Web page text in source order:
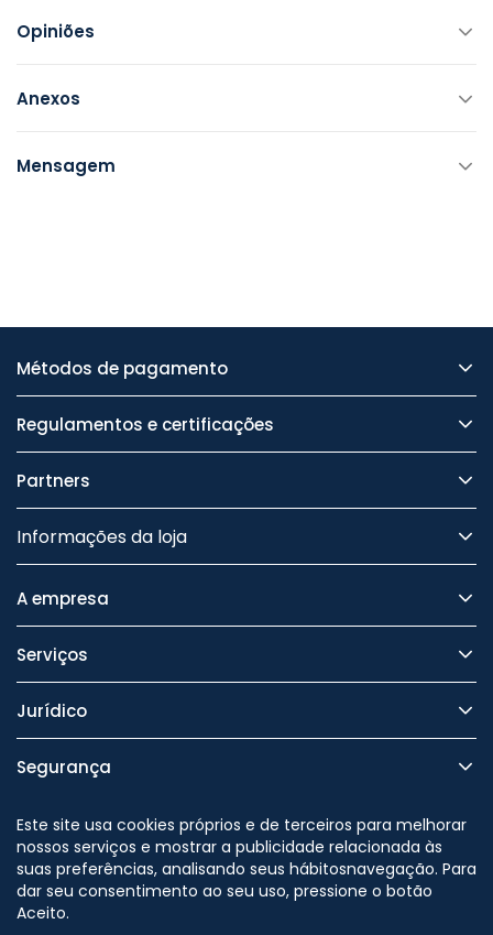
Opiniões
Anexos
Mensagem
Métodos de pagamento
Regulamentos e certificações
Partners
Informações da loja
A empresa
Serviços
Jurídico
Segurança
Este site usa cookies próprios e de terceiros para melhorar
nossos serviços e mostrar a publicidade relacionada às
suas preferências, analisando seus hábitosnavegação. Para
dar seu consentimento ao seu uso, pressione o botão
Aceito.
Nos siga no